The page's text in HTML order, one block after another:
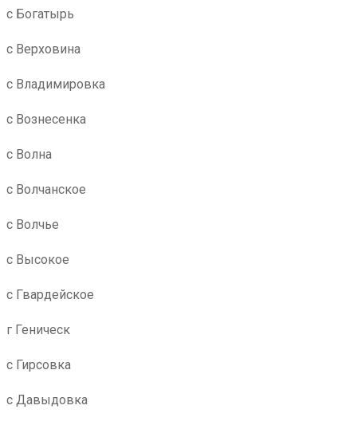
с Богатырь
с Верховина
с Владимировка
с Вознесенка
с Волна
с Волчанское
с Волчье
с Высокое
с Гвардейское
г Геническ
с Гирсовка
с Давыдовка